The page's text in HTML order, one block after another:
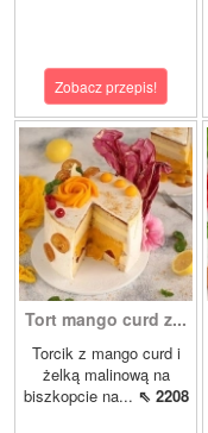
Zobacz przepis!
Tort mango curd z...
Torcik z mango curd i
żelką malinową na
biszkopcie na... ⇖ 2208